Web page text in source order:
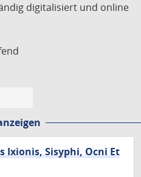
digitalisiert und online
Ixionis, Sisyphi, Ocni Et